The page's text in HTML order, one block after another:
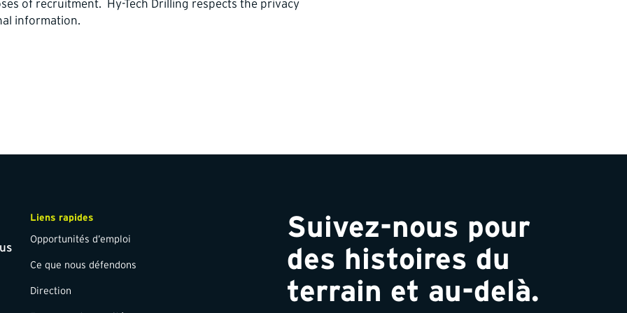
of recruitment. Hy-Tech Drilling respects the privacy
information.
Liens rapides
Opportunités d’emploi
Ce que nous défendons
Direction
Suivez-nous pour
des histoires du
terrain et au-delà.